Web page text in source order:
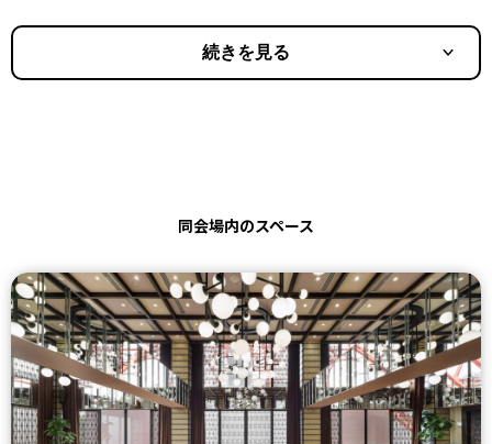
続きを見る
同会場内のスペース